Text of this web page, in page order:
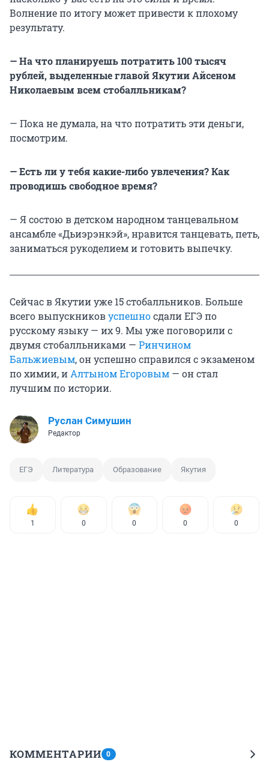
Волнение по итогу может привести к плохому
результату.
— На что планируешь потратить 100 тысяч
рублей, выделенные главой Якутии Айсеном
Николаевым всем стобалльникам?
— Пока не думала, на что потратить эти деньги,
посмотрим.
— Есть ли у тебя какие-либо увлечения? Как
проводишь свободное время?
— Я состою в детском народном танцевальном
ансамбле «Дьиэрэнкэй», нравится танцевать, петь,
заниматься рукоделием и готовить выпечку.
Сейчас в Якутии уже 15 стобалльников. Больше
всего выпускниковуспешносдали ЕГЭ по
русскому языку — их 9. Мы уже поговорили с
двумя стобалльниками — Ринчином
Бальжиевым, он успешно справился с экзаменом
по химии, иАлтыном Егоровым — он стал
лучшим по истории.
Руслан Симушин
Редактор
ЕГЭ Литература Образование Якутия
1 0 0 0 0
КОММЕНТАРИИ 0